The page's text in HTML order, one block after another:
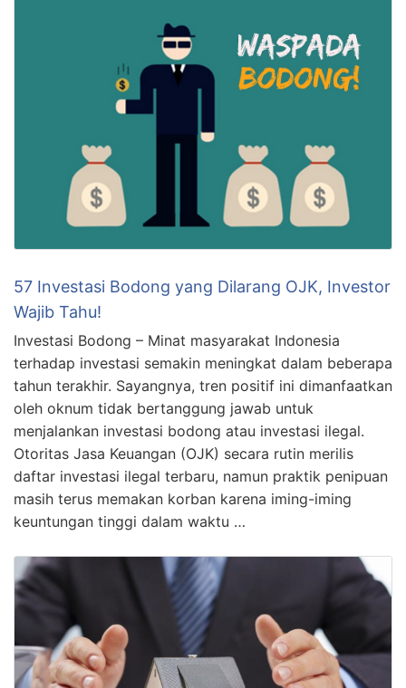
57 Investasi Bodong yang Dilarang OJK, Investor
Wajib Tahu!
Investasi Bodong – Minat masyarakat Indonesia
terhadap investasi semakin meningkat dalam beberapa
tahun terakhir. Sayangnya, tren positif ini dimanfaatkan
oleh oknum tidak bertanggung jawab untuk
menjalankan investasi bodong atau investasi ilegal.
Otoritas Jasa Keuangan (OJK) secara rutin merilis
daftar investasi ilegal terbaru, namun praktik penipuan
masih terus memakan korban karena iming-iming
keuntungan tinggi dalam waktu …